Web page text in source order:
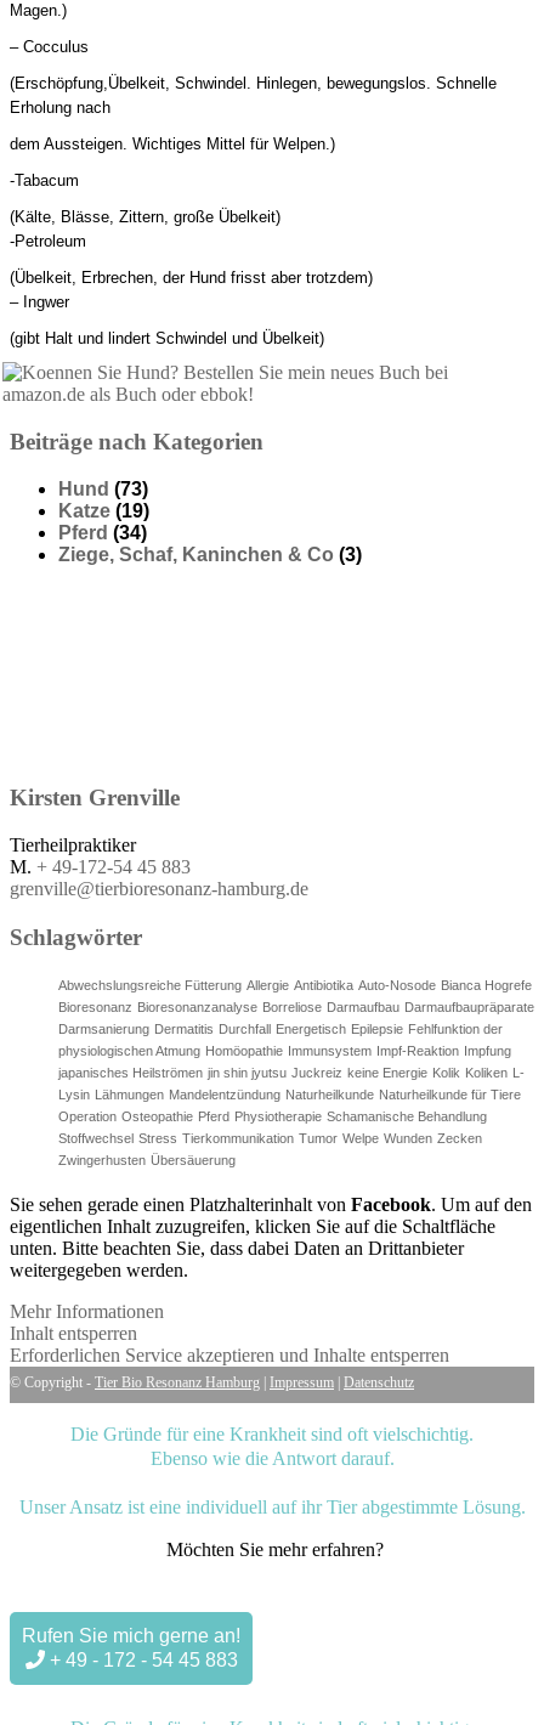
Magen.)
– Cocculus
(Erschöpfung,Übelkeit, Schwindel. Hinlegen, bewegungslos. Schnelle
Erholung nach
dem Aussteigen. Wichtiges Mittel für Welpen.)
-Tabacum
(Kälte, Blässe, Zittern, große Übelkeit)
-Petroleum
(Übelkeit, Erbrechen, der Hund frisst aber trotzdem)
– Ingwer
(gibt Halt und lindert Schwindel und Übelkeit)
Beiträge nach Kategorien
Hund (73)
Katze (19)
Pferd (34)
Ziege, Schaf, Kaninchen & Co (3)
Kirsten Grenville
Tierheilpraktiker
M. + 49-172-54 45 883
grenville@tierbioresonanz-hamburg.de
Schlagwörter
Abwechslungsreiche Fütterung Allergie Antibiotika Auto-Nosode Bianca Hogrefe
Bioresonanz Bioresonanzanalyse Borreliose Darmaufbau Darmaufbaupräparate
Darmsanierung Dermatitis Durchfall Energetisch Epilepsie Fehlfunktion der
physiologischen Atmung Homöopathie Immunsystem Impf-Reaktion Impfung
japanisches Heilströmen jin shin jyutsu Juckreiz keine Energie Kolik Koliken
L-
Lysin
Lähmungen Mandelentzündung Naturheilkunde Naturheilkunde für Tiere
Operation Osteopathie Pferd Physiotherapie Schamanische Behandlung
Stoffwechsel Stress Tierkommunikation Tumor Welpe Wunden Zecken
Zwingerhusten Übersäuerung
Sie sehen gerade einen Platzhalterinhalt von Facebook. Um auf den
eigentlichen Inhalt zuzugreifen, klicken Sie auf die Schaltfläche
unten. Bitte beachten Sie, dass dabei Daten an Drittanbieter
weitergegeben werden.
Mehr Informationen
Inhalt entsperren
Erforderlichen Service akzeptieren und Inhalte entsperren
© Copyright - Tier Bio Resonanz Hamburg Impressum Datenschutz
Die Gründe für eine Krankheit sind oft vielschichtig.
Ebenso wie die Antwort darauf.
Unser Ansatz ist eine individuell auf ihr Tier abgestimmte Lösung.
Möchten Sie mehr erfahren?
Rufen Sie mich gerne an!
+ 49 - 172 - 54 45 883